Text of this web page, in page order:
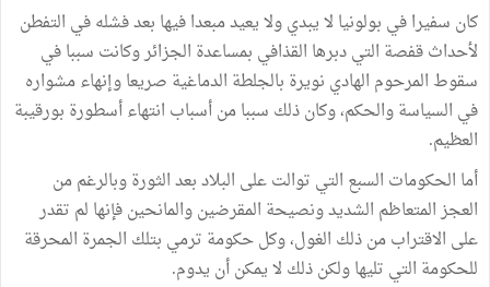
كان سفيرا في بولونيا لا يبدي ولا يعيد مبعدا فيها بعد فشله في التفطن
لأحداث قفصة التي دبرها القذافي بمساعدة الجزائر وكانت سببا في
سقوط المرحوم الهادي نويرة بالجلطة الدماغية صريعا وإنهاء مشواره
في السياسة والحكم، وكان ذلك سببا من أسباب انتهاء أسطورة بورقيبة
العظيم.
أما الحكومات السبع التي توالت على البلاد بعد الثورة وبالرغم من
العجز المتعاظم الشديد ونصيحة المقرضين والمانحين فإنها لم تقدر
على الاقتراب من ذلك الغول، وكل حكومة ترمي بتلك الجمرة المحرقة
للحكومة التي تليها ولكن ذلك لا يمكن أن يدوم.